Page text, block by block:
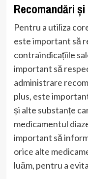
Recomandări
Pentru a utiliza
este important să
contraindicațiile
important să
administrare
plus, este
și alte substanțe
medicamentul
important să
orice alte
luăm, pentru a